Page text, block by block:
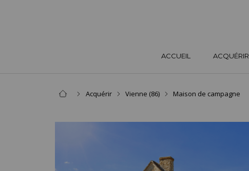
ACCUEIL ACQUÉRIR
Acquérir Vienne (86)
Maison de campagne